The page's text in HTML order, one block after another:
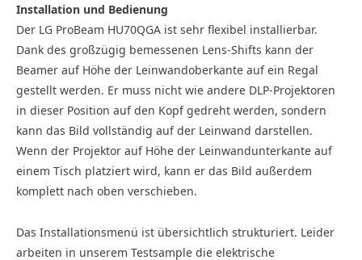
Installation und Bedienung
Der LG ProBeam HU70QGA ist sehr flexibel installierbar.
Dank des großzügig bemessenen Lens-Shifts kann der
Beamer auf Höhe der Leinwandoberkante auf ein Regal
gestellt werden. Er muss nicht wie andere DLP-Projektoren
in dieser Position auf den Kopf gedreht werden, sondern
kann das Bild vollständig auf der Leinwand darstellen.
Wenn der Projektor auf Höhe der Leinwandunterkante auf
einem Tisch platziert wird, kann er das Bild außerdem
komplett nach oben verschieben.
Das Installationsmenü ist übersichtlich strukturiert. Leider
arbeiten in unserem Testsample die elektrische